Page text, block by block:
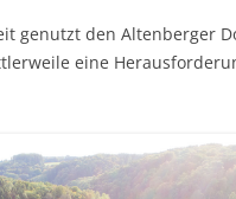
genutzt den Altenberger
eine